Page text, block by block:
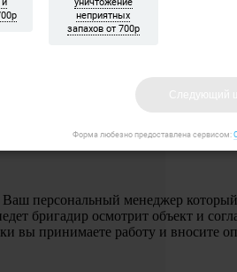
Ваш персональный менеджер
бригадир осмотрит объект и
вы принимаете работу и вносите